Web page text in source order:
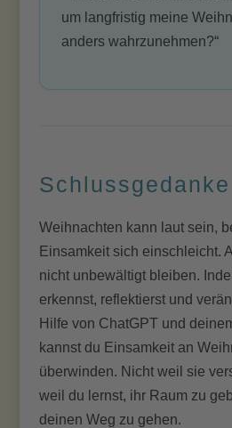
um langfristig meine
anders wahrzunehmen?“
Schlussgedanke
Weihnachten kann laut sein,
Einsamkeit sich einschleicht.
nicht unbewältigt bleiben.
erkennst, reflektierst und
Hilfe von ChatGPT und
kannst du Einsamkeit an
überwinden. Nicht weil sie
weil du lernst, ihr Raum zu
deinen Weg zu gehen.